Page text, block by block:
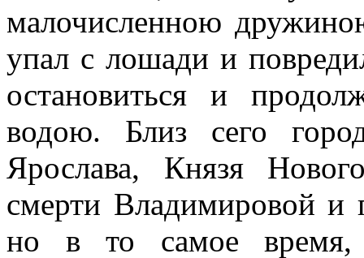
малочисленною
упал с лошади и
остановиться и
водою. Близ сего
Ярослава, Князя
смерти Владимировой и
но в то самое время,